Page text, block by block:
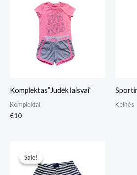
Komplektas”Judėk laisvai”
Komplektai
€10
Kelnės
Sale!
Sale!
price
was:
price
is:
€4.